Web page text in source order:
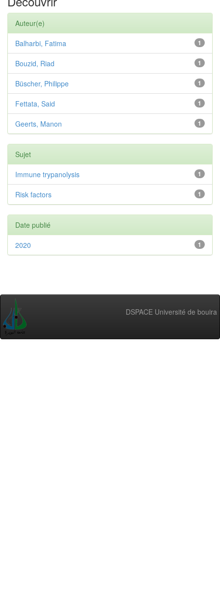
Auteur(e)
1
Balharbi, Fatima
1
Bouzid, Riad
1
Büscher, Philippe
1
Fettata, Said
1
Geerts, Manon
Sujet
1
Immune trypanolysis
1
Risk factors
Date publié
1
2020
DSPACE Université de bouira